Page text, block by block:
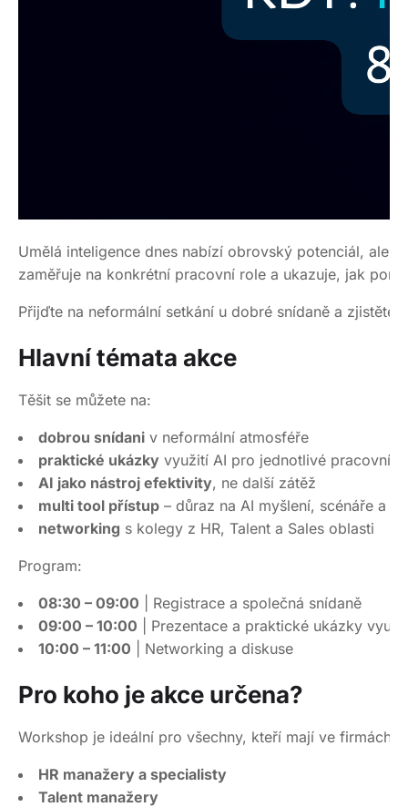
Umělá inteligence dnes nabízí obrovský potenciál, ale
zaměřuje na konkrétní pracovní role a ukazuje, jak
Přijďte na neformální setkání u dobré snídaně a
Hlavní témata akce
Těšit se můžete na:
dobrou snídani v neformální atmosféře
praktické ukázky využití AI pro jednotlivé pracovní
AI jako nástroj efektivity, ne další zátěž
multi tool přístup – důraz na AI myšlení, scénáře a
networking s kolegy z HR, Talent a Sales oblasti
Program:
08:30 – 09:00 | Registrace a společná snídaně
09:00 – 10:00 | Prezentace a praktické ukázky
10:00 – 11:00 | Networking a diskuse
Pro koho je akce určena?
Workshop je ideální pro všechny, kteří mají ve firmách
HR manažery a specialisty
Talent manažery